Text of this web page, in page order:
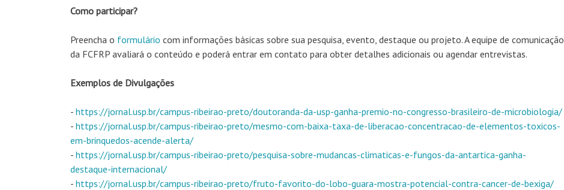
Como participar?
Preencha o formulário com informações básicas sobre sua pesquisa, evento, destaque ou projeto. A equipe de comunicação
da FCFRP avaliará o conteúdo e poderá entrar em contato para obter detalhes adicionais ou agendar entrevistas.
Exemplos de Divulgações
- https://jornal.usp.br/campus-ribeirao-preto/doutoranda-da-usp-ganha-premio-no-congresso-brasileiro-de-microbiologia/
- https://jornal.usp.br/campus-ribeirao-preto/mesmo-com-baixa-taxa-de-liberacao-concentracao-de-elementos-toxicos-
em-brinquedos-acende-alerta/
- https://jornal.usp.br/campus-ribeirao-preto/pesquisa-sobre-mudancas-climaticas-e-fungos-da-antartica-ganha-
destaque-internacional/
- https://jornal.usp.br/campus-ribeirao-preto/fruto-favorito-do-lobo-guara-mostra-potencial-contra-cancer-de-bexiga/